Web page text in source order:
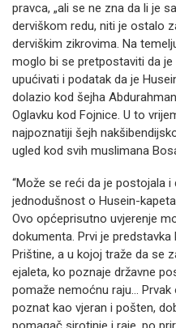
pravca, „ali se ne zna da li je
derviškom redu, niti je ostalo
derviškim zikrovima. Na
moglo bi se pretpostaviti da je
upućivati i podatak da je
dolazio kod šejha
Oglavku kod Fojnice. U to
najpoznatiji šejh
ugled kod svih muslimana
“Može se reći da je postojala
jednodušnost o Husein-
Ovo općeprisutno uvjerenje
dokumenta. Prvi je
Prištine, a u kojoj traže da se
ejaleta, ko poznaje državne
pomaže nemoćnu raju… Prvak
poznat kao vjeran i pošten,